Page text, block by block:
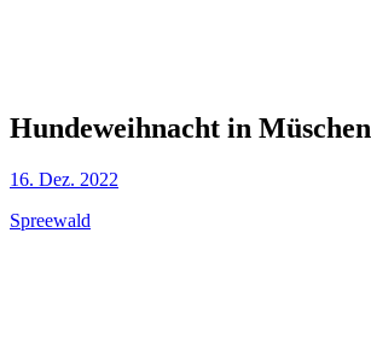
Hundeweihnacht in Müschen
16. Dez. 2022
Spreewald